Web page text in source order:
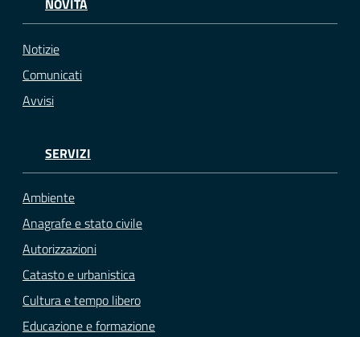
NOVITÀ
Notizie
Comunicati
Avvisi
SERVIZI
Ambiente
Anagrafe e stato civile
Autorizzazioni
Catasto e urbanistica
Cultura e tempo libero
Educazione e formazione